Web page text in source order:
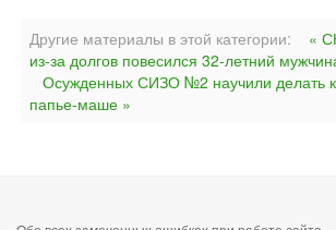
Другие материалы в этой категории:
«
из-за долгов повесился 32-летний
Осужденных СИЗО №2 научили делать
папье-маше »